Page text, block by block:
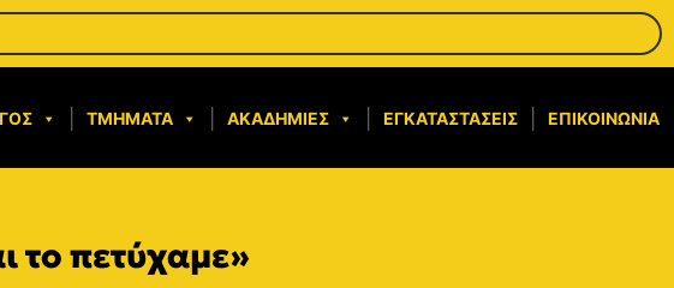
ΤΜΉΜΑΤΑ ΑΚΑΔΗΜΊΕΣ ΕΓΚΑΤΑΣΤΆΣΕΙΣ ΕΠΙΚΟΙΝΩΝΊΑ
το πετύχαμε»